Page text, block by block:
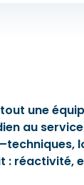
une
au
: réactivité,